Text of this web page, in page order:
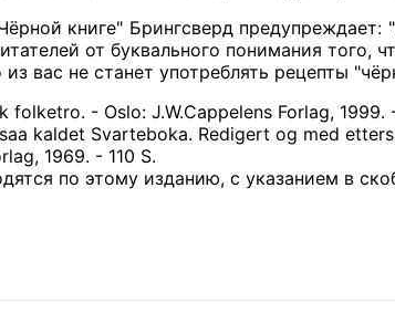
книге" Брингсверд
от буквального понимания
из вас не станет употреблять рецепты
folketro. - Oslo: J.W.Cappelens Forlag, 1999.
kaldet Svarteboka. Redigert og med
1969. - 110 S.
по этому изданию, с указанием в